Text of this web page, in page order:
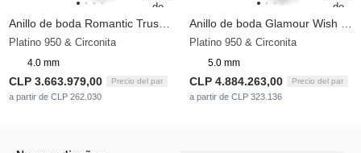
Platino 950 & Circonita
4.0 mm
CLP 3.663.979,00 Precio del par
a partir de CLP 262.030
Platino 950 & Circonita
5.0 mm
CLP 4.884.263,00 Precio del par
a partir de CLP 323.136